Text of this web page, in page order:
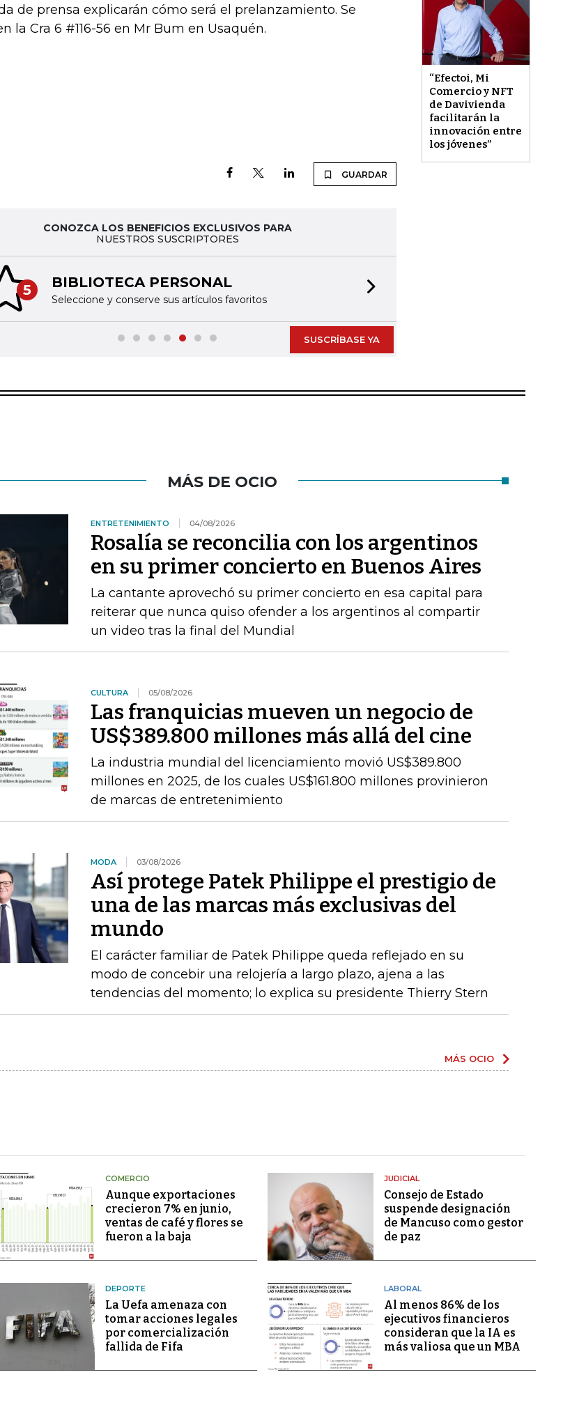
“Efectoi, Mi
Comercio y NFT
de Davivienda
facilitarán la
innovación entre
los jóvenes”
de prensa explicarán cómo será el prelanzamiento. Se
la Cra 6 #116-56 en Mr Bum en Usaquén.
GUARDAR
CONOZCA LOS BENEFICIOS EXCLUSIVOS PARA
NUESTROS SUSCRIPTORES
5 BIBLIOTECA PERSONAL
Seleccione y conserve sus artículos favoritos
slide
SUSCRÍBASE YA
MÁS DE OCIO
ENTRETENIMIENTO 04/08/2026
Rosalía se reconcilia con los argentinos
en su primer concierto en Buenos Aires
La cantante aprovechó su primer concierto en esa capital para
reiterar que nunca quiso ofender a los argentinos al compartir
un video tras la final del Mundial
CULTURA 05/08/2026
Las franquicias mueven un negocio de
US$389.800 millones más allá del cine
La industria mundial del licenciamiento movió US$389.800
millones en 2025, de los cuales US$161.800 millones provinieron
de marcas de entretenimiento
MODA 03/08/2026
Así protege Patek Philippe el prestigio de
una de las marcas más exclusivas del
mundo
El carácter familiar de Patek Philippe queda reflejado en su
modo de concebir una relojería a largo plazo, ajena a las
tendencias del momento; lo explica su presidente Thierry Stern
MÁS OCIO
COMERCIO
Aunque exportaciones
crecieron 7% en junio,
ventas de café y flores se
fueron a la baja
JUDICIAL
Consejo de Estado
suspende designación
de Mancuso como gestor
de paz
DEPORTE
La Uefa amenaza con
tomar acciones legales
por comercialización
fallida de Fifa
LABORAL
Al menos 86% de los
ejecutivos financieros
consideran que la IA es
más valiosa que un MBA